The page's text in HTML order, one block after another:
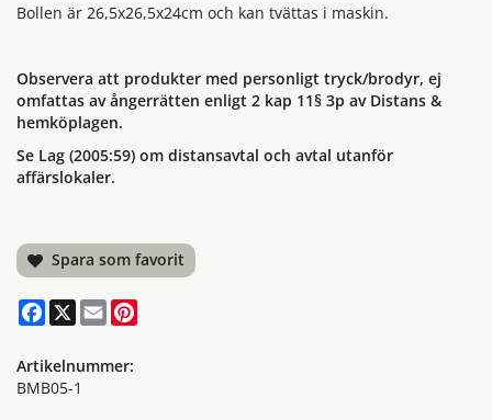
Bollen är 26,5x26,5x24cm och kan tvättas i maskin.
Observera att produkter med personligt tryck/brodyr, ej
omfattas av ångerrätten enligt 2 kap 11§ 3p av Distans &
hemköplagen.
Se Lag (2005:59) om distansavtal och avtal utanför
affärslokaler.
Spara som favorit
Facebook
X Email
Artikelnummer:
BMB05-1